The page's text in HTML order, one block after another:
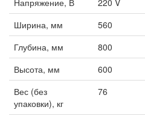
Напряжение, В
220 V
Ширина, мм
560
Глубина, мм
800
Высота, мм
600
Вес (без
упаковки), кг
76